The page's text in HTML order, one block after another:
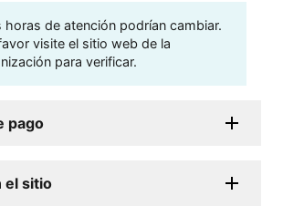
horas de atención podrían cambiar.
visite el sitio web de la
para verificar.
pago
el sitio